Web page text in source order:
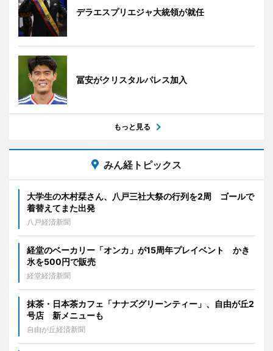
デラエスプリエジャ大統領が就任
冨安がクリスタルパレス加入
もっと見る
みん経トピックス
大学生の木村栞さん、八戸三社大祭の行列を2周 ゴールで
着替えてまた出発
八戸経済新聞
経堂のベーカリー「オンカ」が15周年プレイベント かき
氷を500円で販売
経堂経済新聞
抹茶・日本茶カフェ「ナナズグリーンティー」、自由が丘2
号店 新メニューも
自由が丘経済新聞